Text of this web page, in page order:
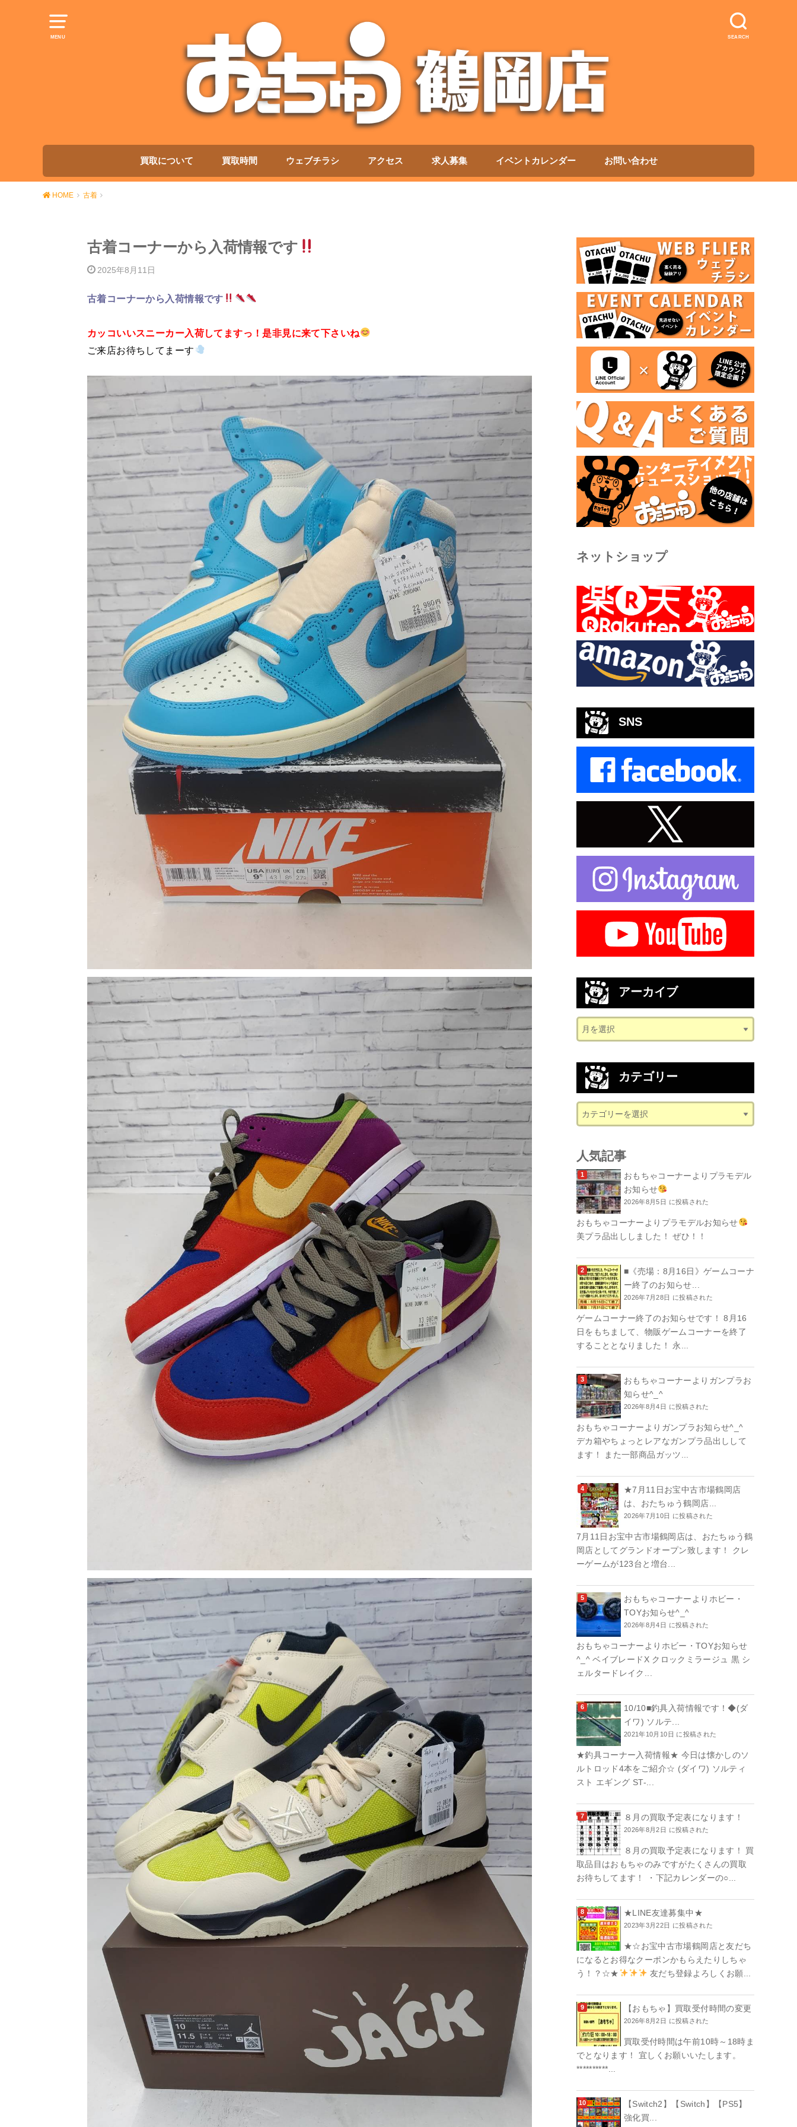
MENU SEARCH
買取について 買取時間 ウェブチラシ アクセス 求人募集 イベントカレンダー お問い合わせ
HOME 古着
古着コーナーから入荷情報です
2025年8月11日
古着コーナーから入荷情報です
カッコいいスニーカー入荷してますっ！是非見に来て下さいね
ご来店お待ちしてまーす
ネットショップ
SNS
アーカイブ
カテゴリー
人気記事
おもちゃコーナーよりプラモデル
お知らせ
2026年8月5日 に投稿された
おもちゃコーナーよりプラモデルお知らせ
美プラ品出ししました！ ぜひ！！
■《売場：8月16日》ゲームコーナ
ー終了のお知らせ...
2026年7月28日 に投稿された
ゲームコーナー終了のお知らせです！ 8月16
日をもちまして、物販ゲームコーナーを終了
することとなりました！ 永...
おもちゃコーナーよりガンプラお
知らせ^_^
2026年8月4日 に投稿された
おもちゃコーナーよりガンプラお知らせ^_^
デカ箱やちょっとレアなガンプラ品出しして
ます！ また一部商品ガッツ...
★7月11日お宝中古市場鶴岡店
は、おたちゅう鶴岡店...
2026年7月10日 に投稿された
7月11日お宝中古市場鶴岡店は、おたちゅう鶴
岡店としてグランドオープン致します！ クレ
ーゲームが123台と増台...
おもちゃコーナーよりホビー・
TOYお知らせ^_^
2026年8月4日 に投稿された
おもちゃコーナーよりホビー・TOYお知らせ
^_^ ベイブレードX クロックミラージュ 黒 シ
ェルタードレイク...
10/10■釣具入荷情報です！◆(ダ
イワ) ソルテ...
2021年10月10日 に投稿された
★釣具コーナー入荷情報★ 今日は懐かしのソ
ルトロッド4本をご紹介☆ (ダイワ) ソルティ
スト エギング ST-...
８月の買取予定表になります！
2026年8月2日 に投稿された
８月の買取予定表になります！ 買
取品目はおもちゃのみですがたくさんの買取
お待ちしてます！ ・下記カレンダーの○...
★LINE友達募集中★
2023年3月22日 に投稿された
★☆お宝中古市場鶴岡店と友だち
になるとお得なクーポンかもらえたりしちゃ
う！？☆★
友だち登録よろしくお願...
【おもちゃ】買取受付時間の変更
2026年8月2日 に投稿された
買取受付時間は午前10時～18時ま
でとなります！ 宜しくお願いいたします。
**********...
【Switch2】【Switch】【PS5】
強化買...